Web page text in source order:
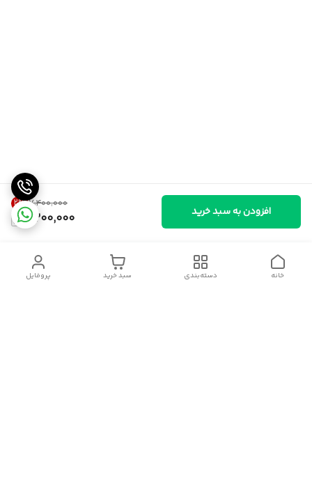
۷٬۴۰۰٬۰۰۰ 2%
7,200,000 افزودن به سبد خرید
پروفایل سبد خرید دسته‌بندی خانه